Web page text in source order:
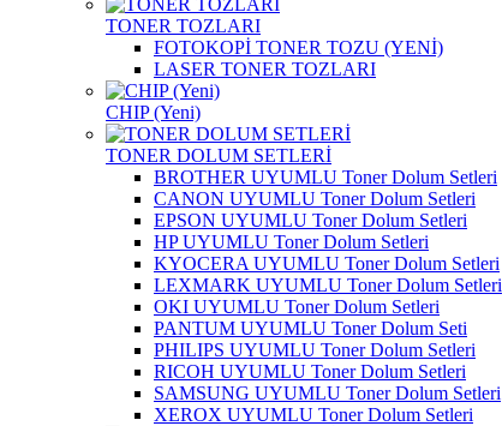
TONER TOZLARI
FOTOKOPİ TONER TOZU (YENİ)
LASER TONER TOZLARI
CHIP (Yeni)
TONER DOLUM SETLERİ
BROTHER UYUMLU Toner Dolum Setleri
CANON UYUMLU Toner Dolum Setleri
EPSON UYUMLU Toner Dolum Setleri
HP UYUMLU Toner Dolum Setleri
KYOCERA UYUMLU Toner Dolum Setleri
LEXMARK UYUMLU Toner Dolum Setleri
OKI UYUMLU Toner Dolum Setleri
PANTUM UYUMLU Toner Dolum Seti
PHILIPS UYUMLU Toner Dolum Setleri
RICOH UYUMLU Toner Dolum Setleri
SAMSUNG UYUMLU Toner Dolum Setleri
XEROX UYUMLU Toner Dolum Setleri